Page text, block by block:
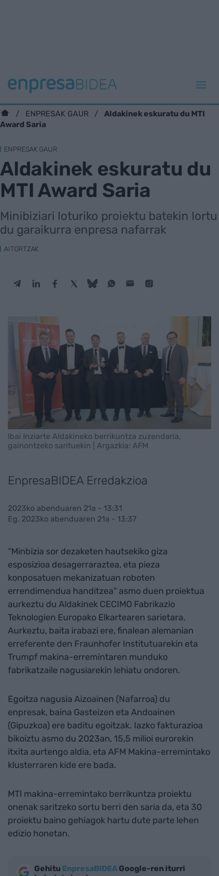
ENPRESAK GAUR
Aldakinek eskuratu du MTI
Award Saria
ENPRESAK GAUR
Aldakinek eskuratu du
MTI Award Saria
Minibiziari loturiko proiektu batekin lortu
du garaikurra enpresa nafarrak
AITORTZAK
Ibai Inziarte Aldakineko berrikuntza zuzendaria,
gainontzeko sarituekin | Argazkia: AFM
EnpresaBIDEA Erredakzioa
2023ko abenduaren 21a - 13:31
Eg. 2023ko abenduaren 21a - 13:37
“Minbizia sor dezaketen hautsekiko giza
esposizioa desagerraraztea, eta pieza
konposatuen mekanizatuan roboten
errendimendua handitzea” asmo duen proiektua
aurkeztu du Aldakinek CECIMO Fabrikazio
Teknologien Europako Elkartearen sarietara.
Aurkeztu, baita irabazi ere, finalean alemanian
erreferente den Fraunhofer Institutuarekin eta
Trumpf makina-erremintaren munduko
fabrikatzaile nagusiarekin lehiatu ondoren.
Egoitza nagusia Aizoainen (Nafarroa) du
enpresak, baina Gasteizen eta Andoainen
(Gipuzkoa) ere baditu egoitzak. Iazko fakturazioa
bikoiztu asmo du 2023an, 15,5 milioi eurorekin
itxita aurtengo aldia, eta AFM Makina-erremintako
klusterraren kide ere bada.
MTI makina-erremintako berrikuntza proiektu
onenak saritzeko sortu berri den saria da, eta 30
proiektu baino gehiagok hartu dute parte lehen
edizio honetan.
Gehitu EnpresaBIDEA Google-ren iturri